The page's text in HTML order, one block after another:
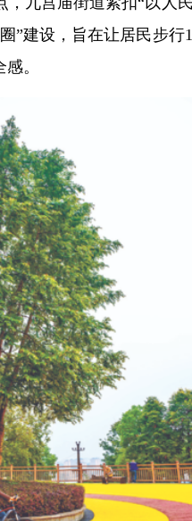
”建设，旨在让居民步
。